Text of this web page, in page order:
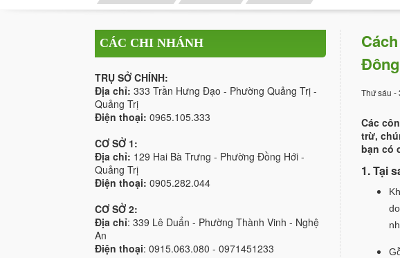
Thứ sáu -
Các
trừ,
bạn có
1. Tại
CÁC CHI NHÁNH
TRỤ SỞ CHÍNH:
Địa chỉ: 333 Trần Hưng Đạo - Phường Quảng Trị -
Quảng Trị
Điện thoại: 0965.105.333
CƠ SỞ 1:
Địa chỉ: 129 Hai Bà Trưng - Phường Đồng Hới -
Quảng Trị
Điện thoại: 0905.282.044
CƠ SỞ 2:
Địa chỉ: 339 Lê Duẩn - Phường Thành Vinh - Nghệ
An
Điện thoại: 0915.063.080 - 0971451233